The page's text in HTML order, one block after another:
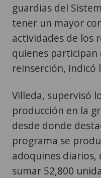
guardias del
tener un mayor
actividades de los
quienes participan
reinserción,
Villeda, supervisó
producción en la
desde donde
programa se
adoquines diarios,
sumar 52,800